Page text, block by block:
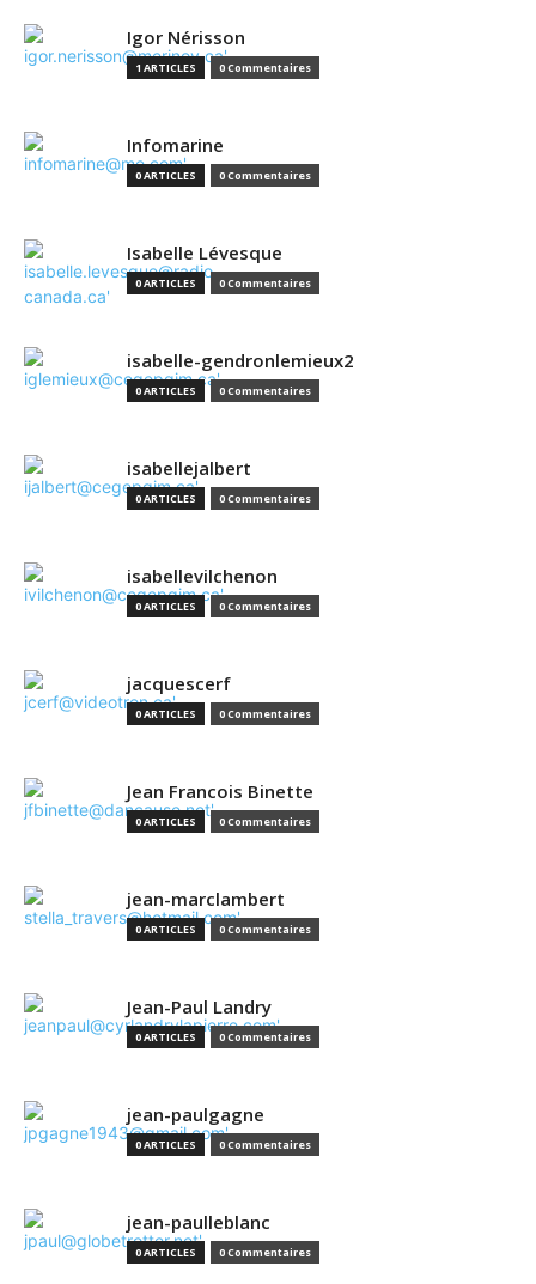
Igor Nérisson
1 ARTICLES 0 Commentaires
Infomarine
0 ARTICLES 0 Commentaires
Isabelle Lévesque
0 ARTICLES 0 Commentaires
isabelle-gendronlemieux2
0 ARTICLES 0 Commentaires
isabellejalbert
0 ARTICLES 0 Commentaires
isabellevilchenon
0 ARTICLES 0 Commentaires
jacquescerf
0 ARTICLES 0 Commentaires
Jean Francois Binette
0 ARTICLES 0 Commentaires
jean-marclambert
0 ARTICLES 0 Commentaires
Jean-Paul Landry
0 ARTICLES 0 Commentaires
jean-paulgagne
0 ARTICLES 0 Commentaires
jean-paulleblanc
0 ARTICLES 0 Commentaires